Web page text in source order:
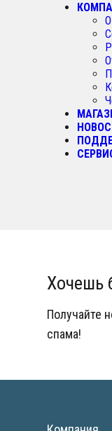
Хочешь
Получайте
спама!